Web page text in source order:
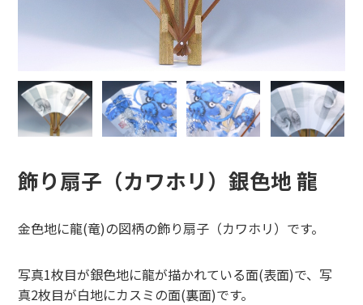
飾り扇子（カワホリ）銀色地 龍
金色地に龍(竜)の図柄の飾り扇子（カワホリ）です。
写真1枚目が銀色地に龍が描かれている面(表面)で、写
真2枚目が白地にカスミの面(裏面)です。